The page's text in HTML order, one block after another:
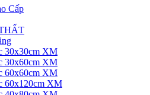
Cấp
30x30cm XM
30x60cm XM
60x60cm XM
60x120cm XM